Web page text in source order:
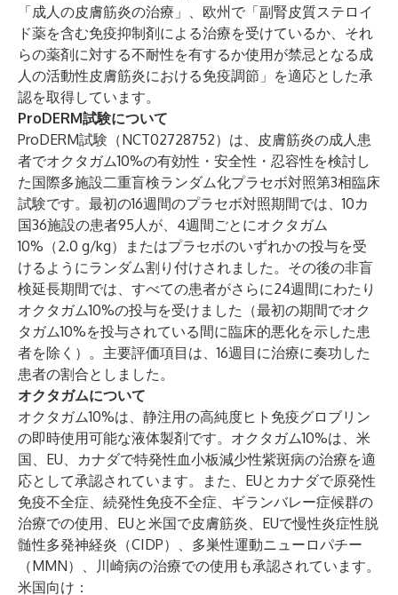
「成人の皮膚筋炎の治療」、欧州で「副腎皮質ステロイ
ド薬を含む免疫抑制剤による治療を受けているか、それ
らの薬剤に対する不耐性を有するか使用が禁忌となる成
人の活動性皮膚筋炎における免疫調節」を適応とした承
認を取得しています。
ProDERM試験について
ProDERM試験（NCT02728752）は、皮膚筋炎の成人患
者でオクタガム10%の有効性・安全性・忍容性を検討し
た国際多施設二重盲検ランダム化プラセボ対照第3相臨床
試験です。最初の16週間のプラセボ対照期間では、10カ
国36施設の患者95人が、4週間ごとにオクタガム
10%（2.0 g/kg）またはプラセボのいずれかの投与を受
けるようにランダム割り付けされました。その後の非盲
検延長期間では、すべての患者がさらに24週間にわたり
オクタガム10%の投与を受けました（最初の期間でオク
タガム10%を投与されている間に臨床的悪化を示した患
者を除く）。主要評価項目は、16週目に治療に奏功した
患者の割合としました。
オクタガムについて
オクタガム10%は、静注用の高純度ヒト免疫グロブリン
の即時使用可能な液体製剤です。オクタガム10%は、米
国、EU、カナダで特発性血小板減少性紫斑病の治療を適
応として承認されています。また、EUとカナダで原発性
免疫不全症、続発性免疫不全症、ギランバレー症候群の
治療での使用、EUと米国で皮膚筋炎、EUで慢性炎症性脱
髄性多発神経炎（CIDP）、多巣性運動ニューロパチー
（MMN）、川崎病の治療での使用も承認されています。
米国向け：